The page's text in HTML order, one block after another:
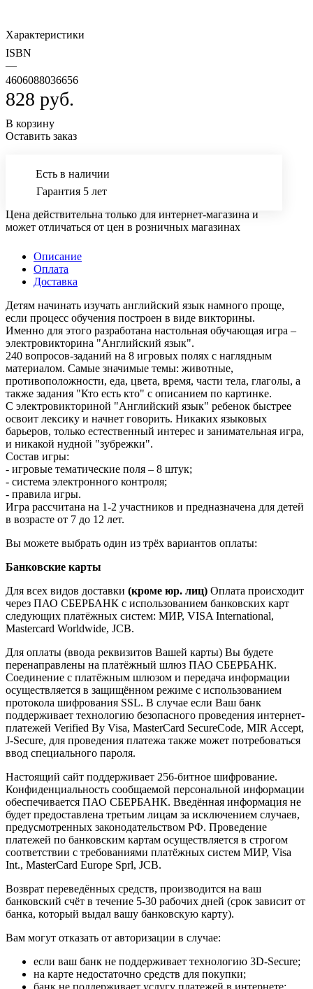
Характеристики
ISBN
—
4606088036656
828 руб.
В корзину
Оставить заказ
Есть в наличии
Гарантия 5 лет
Цена действительна только для интернет-магазина и
может отличаться от цен в розничных магазинах
Описание
Оплата
Доставка
Детям начинать изучать английский язык намного проще,
если процесс обучения построен в виде викторины.
Именно для этого разработана настольная обучающая игра –
электровикторина "Английский язык".
240 вопросов-заданий на 8 игровых полях с наглядным
материалом. Самые значимые темы: животные,
противоположности, еда, цвета, время, части тела, глаголы, а
также задания "Кто есть кто" с описанием по картинке.
С электровикториной "Английский язык" ребенок быстрее
освоит лексику и начнет говорить. Никаких языковых
барьеров, только естественный интерес и занимательная игра,
и никакой нудной "зубрежки".
Состав игры:
- игровые тематические поля – 8 штук;
- система электронного контроля;
- правила игры.
Игра рассчитана на 1-2 участников и предназначена для детей
в возрасте от 7 до 12 лет.
Вы можете выбрать один из трёх вариантов оплаты:
Банковские карты
Для всех видов доставки (кроме юр. лиц) Оплата происходит
через ПАО СБЕРБАНК с использованием банковских карт
следующих платёжных систем: МИР, VISA International,
Mastercard Worldwide, JCB.
Для оплаты (ввода реквизитов Вашей карты) Вы будете
перенаправлены на платёжный шлюз ПАО СБЕРБАНК.
Соединение с платёжным шлюзом и передача информации
осуществляется в защищённом режиме с использованием
протокола шифрования SSL. В случае если Ваш банк
поддерживает технологию безопасного проведения интернет-
платежей Verified By Visa, MasterCard SecureCode, MIR Accept,
J-Secure, для проведения платежа также может потребоваться
ввод специального пароля.
Настоящий сайт поддерживает 256-битное шифрование.
Конфиденциальность сообщаемой персональной информации
обеспечивается ПАО СБЕРБАНК. Введённая информация не
будет предоставлена третьим лицам за исключением случаев,
предусмотренных законодательством РФ. Проведение
платежей по банковским картам осуществляется в строгом
соответствии с требованиями платёжных систем МИР, Visa
Int., MasterCard Europe Sprl, JCB.
Возврат переведённых средств, производится на ваш
банковский счёт в течение 5-30 рабочих дней (срок зависит от
банка, который выдал вашу банковскую карту).
Вам могут отказать от авторизации в случае:
если ваш банк не поддерживает технологию 3D-Secure;
на карте недостаточно средств для покупки;